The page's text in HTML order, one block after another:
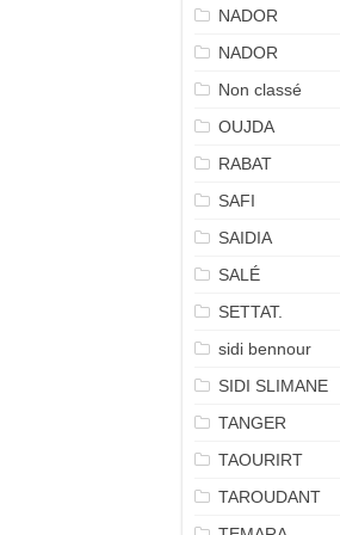
NADOR
NADOR
Non classé
OUJDA
RABAT
SAFI
SAIDIA
SALÉ
SETTAT.
sidi bennour
SIDI SLIMANE
TANGER
TAOURIRT
TAROUDANT